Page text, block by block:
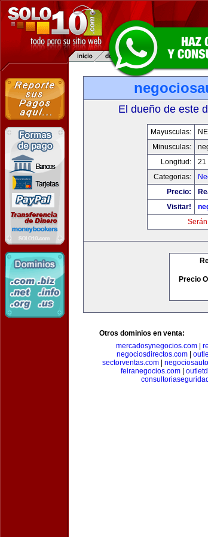
El dueño de este
Mayusculas:
Minusculas:
Longitud:
21
Categorias:
Precio:
Visitar!
Precio
Otros dominios en venta:
mercadosynegocios.com
negociosdirectos.com
sectorventas.com
feiranegocios.com|